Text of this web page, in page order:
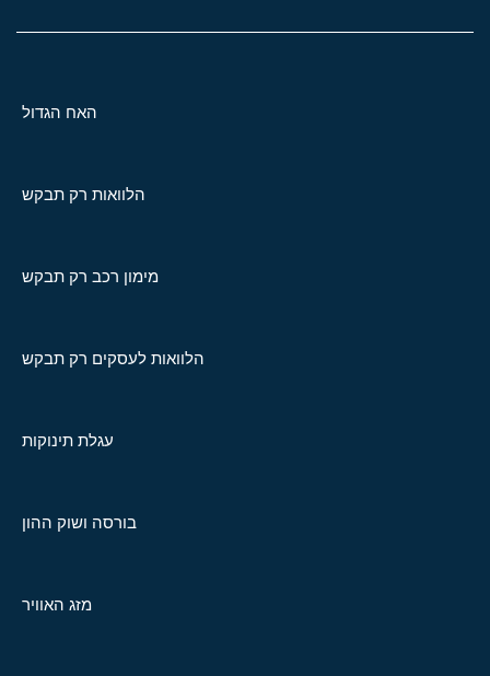
האח הגדול
הלוואות רק תבקש
מימון רכב רק תבקש
הלוואות לעסקים רק תבקש
עגלת תינוקות
בורסה ושוק ההון
מזג האוויר